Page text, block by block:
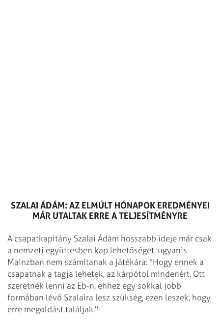
SZALAI ÁDÁM: AZ ELMÚLT HÓNAPOK EREDMÉNYEI
MÁR UTALTAK ERRE A TELJESÍTMÉNYRE
A csapatkapitány Szalai Ádám hosszabb ideje már csak
a nemzeti együttesben kap lehetőséget, ugyanis
Mainzban nem számítanak a játékára: "Hogy ennek a
csapatnak a tagja lehetek, az kárpótol mindenért. Ott
szeretnék lenni az Eb-n, ehhez egy sokkal jobb
formában lévő Szalaira lesz szükség, ezen leszek, hogy
erre megoldást találjak."